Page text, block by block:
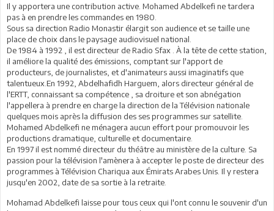
Il y apportera une contribution active. Mohamed Abdelkefi ne tardera
pas à en prendre les commandes en 1980.
Sous sa direction Radio Monastir élargit son audience et se taille une
place de choix dans le paysage audiovisuel national.
De 1984 à 1992 , il est directeur de Radio Sfax . À la tête de cette station,
il améliore la qualité des émissions, comptant sur l'apport de
producteurs, de journalistes, et d'animateurs aussi imaginatifs que
talentueux.En 1992, Abdelhafidh Harguem, alors directeur général de
l'ERTT, connaissant sa compétence , sa droiture et son abnégation
l'appellera à prendre en charge la direction de la Télévision nationale
quelques mois après la diffusion des ses programmes sur satellite.
Mohamed Abdelkefi ne ménagera aucun effort pour promouvoir les
productions dramatique, culturelle et documentaire.
En 1997 il est nommé directeur du théâtre au ministère de la culture. Sa
passion pour la télévision l'amènera à accepter le poste de directeur des
programmes à Télévision Chariqua aux Émirats Arabes Unis. Il y restera
jusqu'en 2002, date de sa sortie à la retraite.
Mohamad Abdelkefi laisse pour tous ceux qui l'ont connu le souvenir d'un